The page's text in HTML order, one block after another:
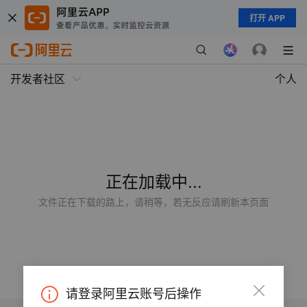
打开 APP
开发者社区 个人
正在加载中...
文件正在下载的路上，请稍等，若无反应请刷新本页面
请登录阿里云账号后操作